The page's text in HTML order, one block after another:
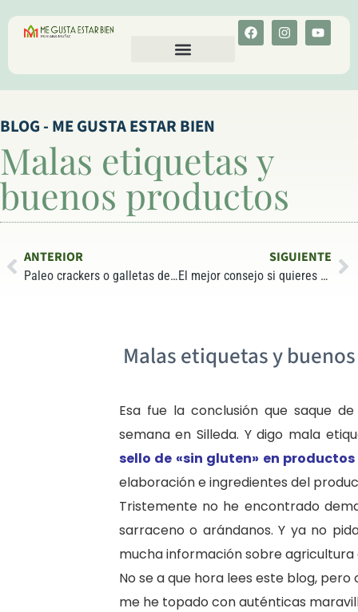
BLOG - ME GUSTA ESTAR BIEN
Malas etiquetas y
buenos productos
ANTERIOR
Paleo crackers o galletas de semillas
SIGUIENTE
El mejor consejo si quieres perder peso
Malas etiquetas y
Esa fue la conclusión que saque
semana en Silleda. Y digo mala
sello de «sin gluten» en
elaboración e ingredientes del
Tristemente no he encontrado
sarraceno o arándanos. Y ya no
mucha información sobre agricultura
No se a que hora lees este blog,
me he topado con auténticas